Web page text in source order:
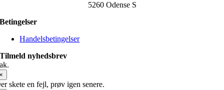
5260 Odense S
Betingelser
Handelsbetingelser
Tilmeld nyhedsbrev
skete en fejl, prøv igen senere.